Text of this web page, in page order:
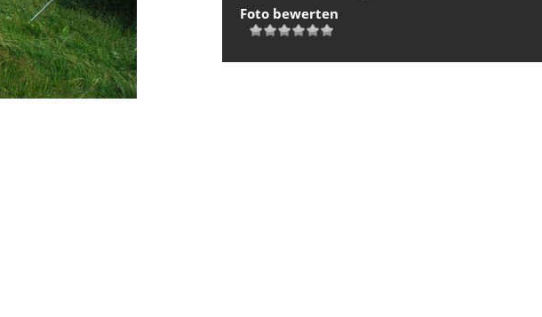
Foto bewerten